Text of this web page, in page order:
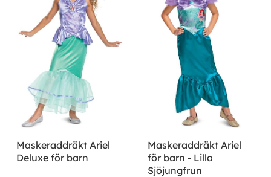
Maskeraddräkt Ariel
Deluxe för barn
Maskeraddräkt Ariel
för barn - Lilla
Sjöjungfrun